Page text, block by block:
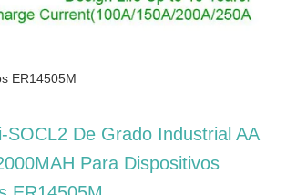
ER14505M
SOCL2 De Grado Industrial AA
Para Dispositivos